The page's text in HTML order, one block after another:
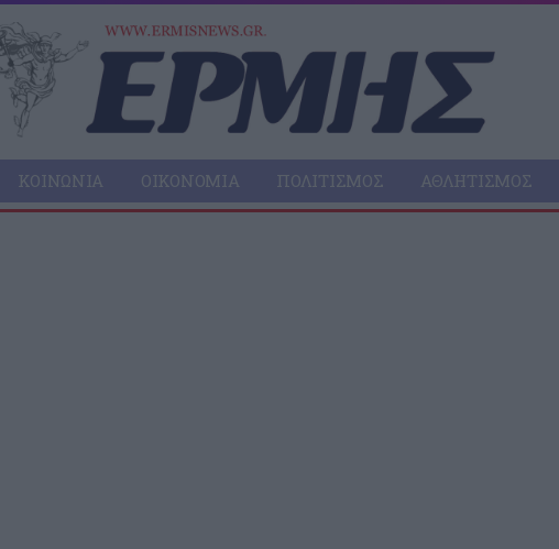
ΚΟΙΝΩΝΊΑ ΟΙΚΟΝΟΜΊΑ ΠΟΛΙΤΙΣΜΌΣ ΑΘΛΗΤΙΣΜΌΣ